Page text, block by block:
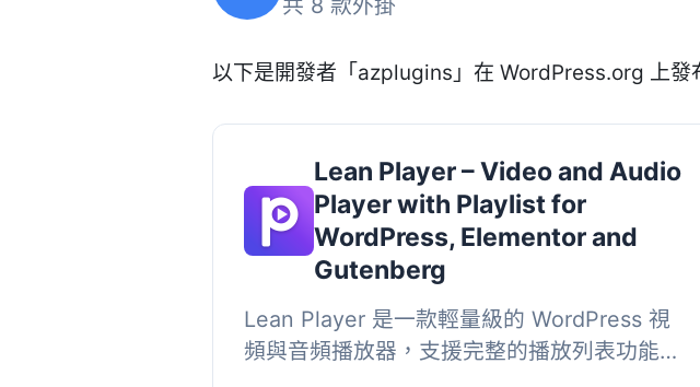
共 8 款外掛
以下是開發者「azplugins」在 WordPress.org 上發
Lean Player – Video and Audio
Player with Playlist for
WordPress, Elementor and
Gutenberg
Lean Player 是一款輕量級的 WordPress 視
頻與音頻播放器，支援完整的播放列表功能。